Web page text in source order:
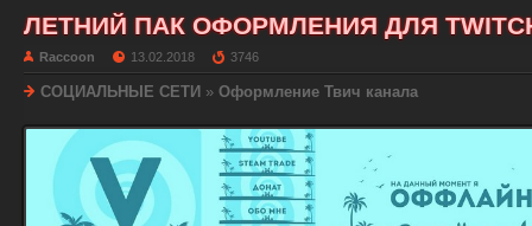
ЛЕТНИЙ ПАК ОФОРМЛЕНИЯ ДЛЯ
Raccoon 13.02.2018 3746
СОЦИАЛЬНЫЕ СЕТИ » Оформление Твич канала